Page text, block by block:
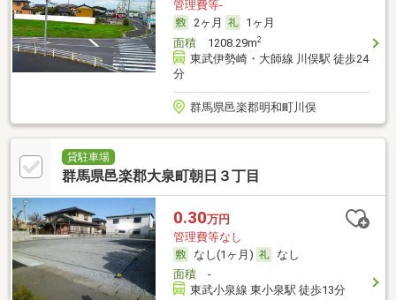
管理費等-
2ヶ月
1ヶ月
面積1208.29m2
東武伊勢崎・大師線 川俣駅 徒歩24
分
群馬県邑楽郡明和町川俣
貸駐車場
群馬県邑楽郡大泉町朝日３丁目
0.30万円
管理費等なし
なし(1ヶ月)
なし
面積-
東武小泉線 東小泉駅 徒歩13分